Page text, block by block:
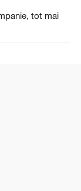
tot mai